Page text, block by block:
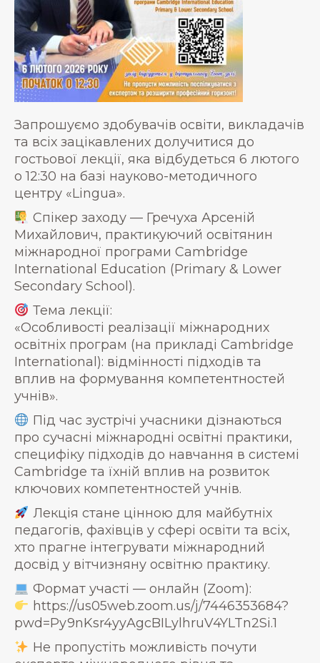
Запрошуємо здобувачів освіти, викладачів
та всіх зацікавлених долучитися до
гостьової лекції, яка відбудеться 6 лютого
о 12:30 на базі науково-методичного
центру «Lingua».
Спікер заходу — Гречуха Арсеній
Михайлович, практикуючий освітянин
міжнародної програми Cambridge
International Education (Primary & Lower
Secondary School).
Тема лекції:
«Особливості реалізації міжнародних
освітніх програм (на прикладі Cambridge
International): відмінності підходів та
вплив на формування компетентностей
учнів».
Під час зустрічі учасники дізнаються
про сучасні міжнародні освітні практики,
специфіку підходів до навчання в системі
Cambridge та їхній вплив на розвиток
ключових компетентностей учнів.
Лекція стане цінною для майбутніх
педагогів, фахівців у сфері освіти та всіх,
хто прагне інтегрувати міжнародний
досвід у вітчизняну освітню практику.
Формат участі — онлайн (Zoom):
https://us05web.zoom.us/j/7446353684?
pwd=Py9nKsr4yyAgcBILylhruV4YLTn2Si.1
Не пропустіть можливість почути